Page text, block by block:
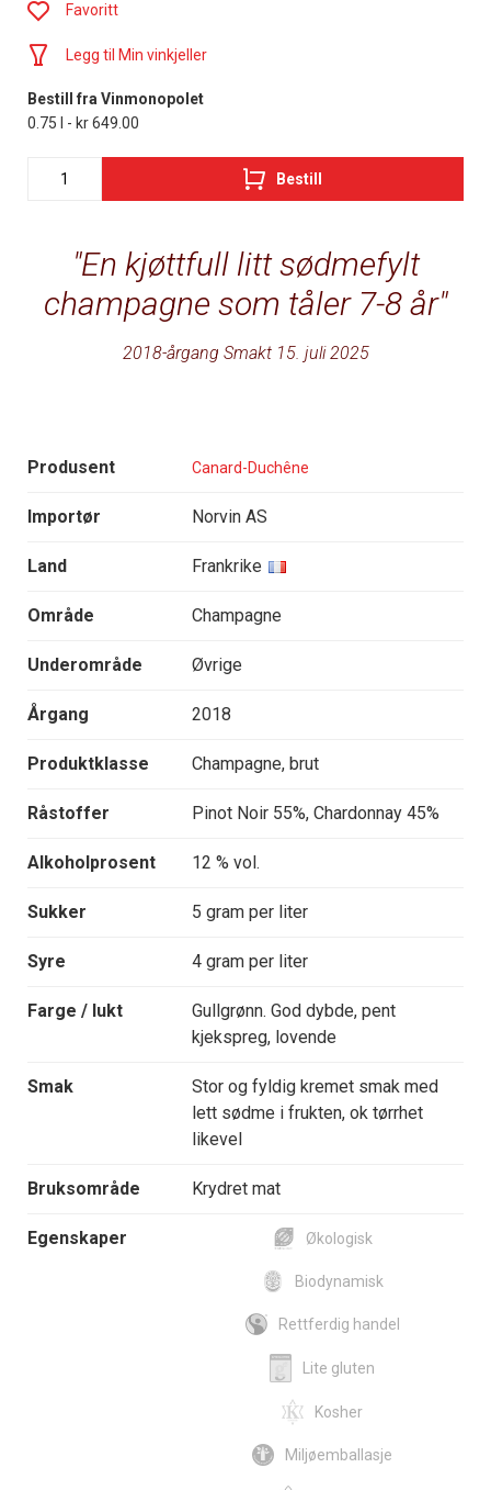
En kjøttfull litt sødmefylt
champagne som tåler 7-8 år
2018-årgang Smakt 15. juli 2025
Produsent Canard-Duchêne
Importør Norvin AS
Land Frankrike
Område Champagne
Underområde Øvrige
Årgang 2018
Produktklasse Champagne, brut
Råstoffer Pinot Noir 55%, Chardonnay 45%
Alkoholprosent 12 % vol.
Sukker 5 gram per liter
Syre 4 gram per liter
Farge / lukt
Gullgrønn. God dybde, pent
kjekspreg, lovende
Smak
Stor og fyldig kremet smak med
lett sødme i frukten, ok tørrhet
likevel
Bruksområde Krydret mat
Egenskaper Økologisk
Biodynamisk
Rettferdig handel
Lite gluten
Kosher
Miljøemballasje
Favoritt
Legg til Min vinkjeller
Bestill fra Vinmonopolet
0.75 l - kr 649.00
Bestill